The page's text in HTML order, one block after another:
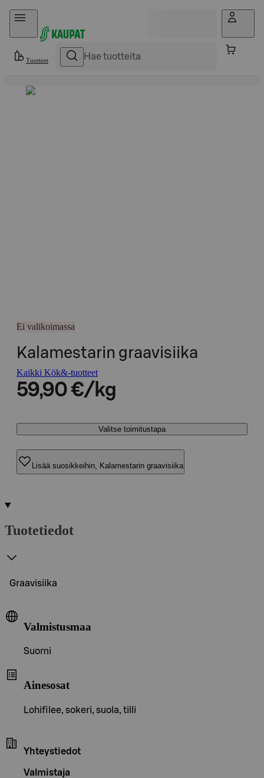
Hyppää sisältöön
Tuotteet
Ei valikoimassa
Kalamestarin graavisiika
Kaikki Kök&-tuotteet
59,90 €/kg
Valitse toimitustapa
Lisää suosikkeihin, Kalamestarin graavisiika
Tuotetiedot
Graavisiika
Valmistusmaa
Suomi
Ainesosat
Lohifilee, sokeri, suola, tilli
Yhteystiedot
Valmistaja